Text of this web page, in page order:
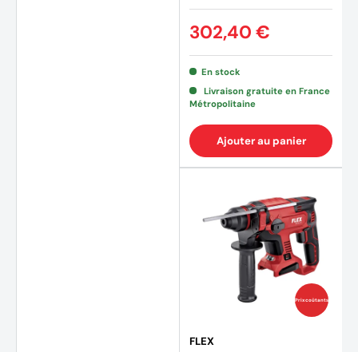
302,40 €
En stock
Livraison gratuite en France
Métropolitaine
Ajouter au panier
Prix coûtants
FLEX